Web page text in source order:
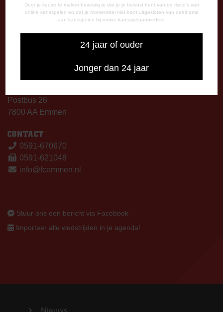
Door je keuze te maken bevestig je dat je je bewust bent van de risico's van
online kansspelen en dat je momenteel niet bent uitgesloten van deelname
aan kansspelen bij online kansspelaanbieders.
24 jaar of ouder
Jonger dan 24 jaar
Woensdag
13:00 - 17:00 uur
Op thuiswedstrijddagen bereikbaar vanaf 13:00 - 20:00 uur
Postbus 26
7800 AA Emmen
CONTACT
0591-670670
0591-621048
info@fcemmen.nl
Stuur ons een bericht via Facebook
Importeer alle wedstrijden in je agenda!